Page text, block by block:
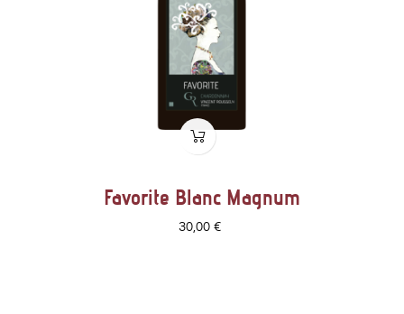
Favorite Blanc Magnum
Prix
30,00 €